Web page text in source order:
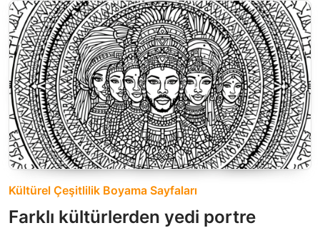
Kültürel Çeşitlilik Boyama Sayfaları
Farklı kültürlerden yedi portre